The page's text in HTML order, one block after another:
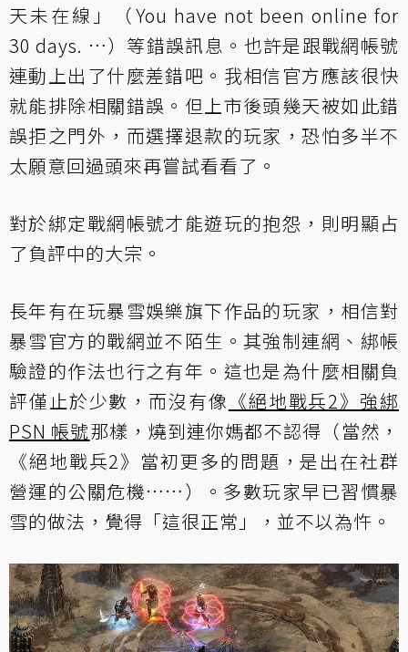
天未在線」（You have not been online for
30 days. …）等錯誤訊息。也許是跟戰網帳號
連動上出了什麼差錯吧。我相信官方應該很快
就能排除相關錯誤。但上市後頭幾天被如此錯
誤拒之門外，而選擇退款的玩家，恐怕多半不
太願意回過頭來再嘗試看看了。
對於綁定戰網帳號才能遊玩的抱怨，則明顯占
了負評中的大宗。
長年有在玩暴雪娛樂旗下作品的玩家，相信對
暴雪官方的戰網並不陌生。其強制連網、綁帳
驗證的作法也行之有年。這也是為什麼相關負
評僅止於少數，而沒有像 《絕地戰兵2》強綁
PSN 帳號那樣，燒到連你媽都不認得（當然，
《絕地戰兵2》當初更多的問題，是出在社群
營運的公關危機……）。多數玩家早已習慣暴
雪的做法，覺得「這很正常」，並不以為忤。